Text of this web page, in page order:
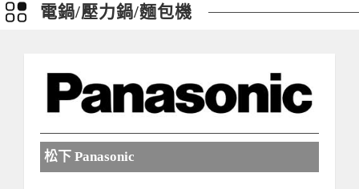
電鍋/壓力鍋/麵包機
松下 Panasonic